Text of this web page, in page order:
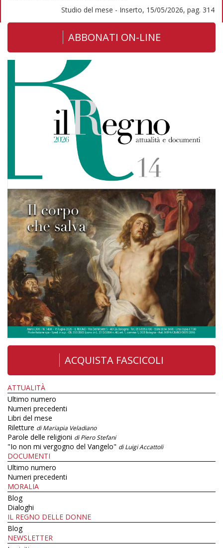
Studio del mese - Inserto, 15/05/2026, pag. 314
ABBONATI ON-LINE
ACQUISTA FASCICOLI
ATTUALITÀ
Ultimo numero
Numeri precedenti
Libri del mese
Riletture di Mariapia Veladiano
Parole delle religioni di Piero Stefani
"Io non mi vergogno del Vangelo" di Luigi Accattoli
DOCUMENTI
Ultimo numero
Numeri precedenti
MORALIA
Blog
Dialoghi
IL REGNO DELLE DONNE
Blog
NEWSLETTER